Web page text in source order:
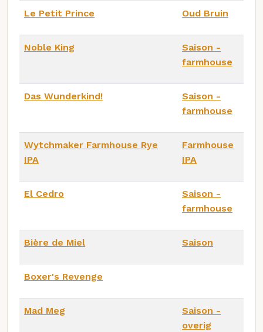
Le Petit Prince Oud Bruin
Noble King
Saison -
farmhouse
Das Wunderkind!
Saison -
farmhouse
Wytchmaker Farmhouse Rye
IPA
Farmhouse
IPA
El Cedro
Saison -
farmhouse
Bière de Miel Saison
Boxer's Revenge
Mad Meg
Saison -
overig